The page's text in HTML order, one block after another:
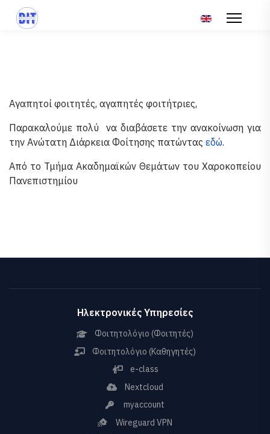
Επιλέξτε τη
Αγαπητοί φοιτητές, αγαπητές φοιτήτριες,
Παρακαλούμε πολύ να διαβάσετε την ανακοίνωση για
την Ανώτατη Διάρκεια Φοίτησης πατώντας εδώ.
Από το Τμήμα Ακαδημαϊκών Θεμάτων του Χαροκοπείου
Πανεπιστημίου
Ηλεκτρονικές Υπηρεσίες
Φοιτητολόγιο (Φοιτητές)
Φοιτητολόγιο (Καθηγητές)
e-class
Nextcloud
myaccount
Wireguard VPN